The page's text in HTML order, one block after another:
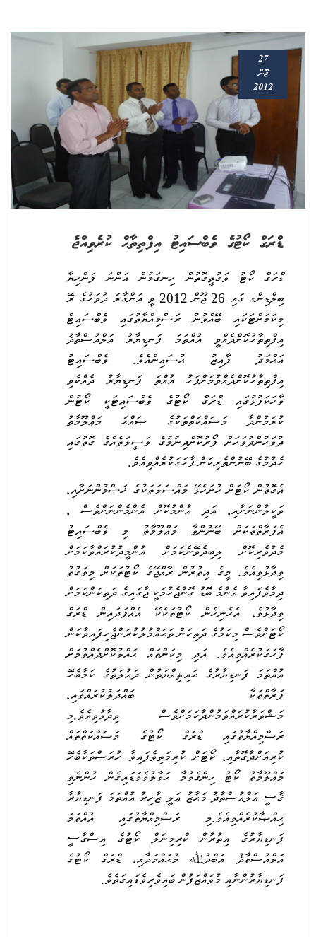
27
ޖޫން
2012
ޑްރަގް ކޯޓުގެ ވެބްސައިޓު އިފްތިތާޙް ކުރެވިއްޖެ
ޑްރަގް ކޯޓު ވަގުތީގޮތުން ހިނގަމުން އަންނަ ފަންހިޔާ
ބިލްޑިންގ ގައި 26 ޖޫން 2012 ވީ އަންގާރަ ދުވަހުގެ ރޭ
މިކަމަށްޓަކައި ބޭއްވުނު ރަސްމިއްޔާތުގައި ވެބްސައިޓް
އިފްތިތާޙުކޮށްދެއްވީ އުއްތަމަ ފަނޑިޔާރު އަލްއުސްތާޛު
އަޙްމަދު ފާއިޒު ޙުސައިންއެވެ. ވެބްސައިޓު
އިފްތިތާޙުކޮށްދެއްވުމަށްފަހު އުއްތަ ފަނޑިޔާރު ދެއްކެވި
ވާހަކަފުޅުގައި ޑްރަގް ކޯޓުގެ ވެބްސައިޓަކީ ކޯޓުން
ކުރަމުންދާ މަސައްކަތްތަކުގެ ޞައްޙަ މަޢްލޫމާތު
ދުވަހުންދުވަހަށް ފޯރުކޮށްދިނުމުގެ ވަސީލަތެއްގެ ގޮތުގައި
ހެދުމުގެ ބޭނުންތެރިކަން ފާހަގަކުރެއްވިއެވެ.
އެގޮތުން ކޯޓަށް ހުށަހެޅޭ މައްސަލަތަކުގެ ޚަޞްމުންނަށާއި،
ވަކީލުންނަށާއި، އަދި ޢާންމުކޮށް އެންމެންނަށްވެސް ،
އެފަރާތްތަކަށް ބޭނުންވާ މަޢްލޫމާތު މި ވެބްސައިޓު
މެދުވެރިކޮށް ލިބިދެވޭނެކަމަށް އުންމީދުކުރައްވާކަމަށް
ވިދާޅުވިއެވެ. މީގެ އިތުރުން ރާއްޖޭގެ ކޯޓުތަކަށް މިވަގުތު
ދިމާވެފައިވާ އެންމެ ބޮޑު ގޮންޖެހުމަކީ ޖާގައިގެ ދަތިކަންކަމަށް
ވިދާޅުވެ، އެހެނިހެން ކޯޓުތަކެކޭ އެއްފަދައިން ޑްރަގް
ކޯޓަށްވެސް މިކަމުގެ ދަތިކަން ތަޙައްމުލުކުރަންޖެހިފައިވާކަން
ފާހަގަކުރެއްވިއެވެ. އަދި މިކަންތައް ޙައްލުކޮށްދެއްވުމަށް
އުއްތަމަ ފަނޑިޔާރުގެ ޙައިޘިއްޔަތުން ދައުލަތުގެ ކަމާބެހޭ
ފަރާތްތަކާ ބައްދަލުކުރައްވައި،
މަޝްވަރާކުރައްވަމުންދާކަމަށްވެސް ވިދާޅުވިއެވެ.މި
ރަސްމިއްޔާތުގައި ޑްރަގް ކޯޓުގެ މަސައްކަތްތައް
ކުރިއަށްދާގޮތާއި، ކޯޓަށް ކުރިމަތިވެފައިވާ ހުރަސްތަކާބެހޭ
މަޢްލޫމާތު ކޯޓު ހިންގެވުމާ ޙަވާލުވެވަޑައިގެން ހުންނެވި
ޤާޟީ އަލްއުސްތާޛު މަޙާޒު ޢަލީ ޒާހިރު އުއްތަމަ ފަނޑިޔާރާ
ޙިއްޞާކުރެއްވިއެވެ.މި ރަސްމިއްޔާތުގައި އުއްތަމަ
ފަނޑިޔާރުގެ އިތުރުން ކްރިމިނަލް ކޯޓުގެ އިސްގާޟީ
އަލްއުސްތާޛު ޢަބްދުﷲ މުޙައްމަދާއި، ޑްރަގް ކޯޓުގެ
ފަނޑިޔާރުންނާއި މުވައްޒަފުން ބައިވެރިވެޑައިގަތެވެ.